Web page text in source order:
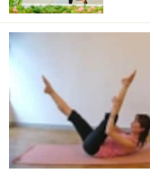
そのほかにも、「
敏性がアップする
といった効果も得
とで全身の脂肪を
ダイエットが成功し